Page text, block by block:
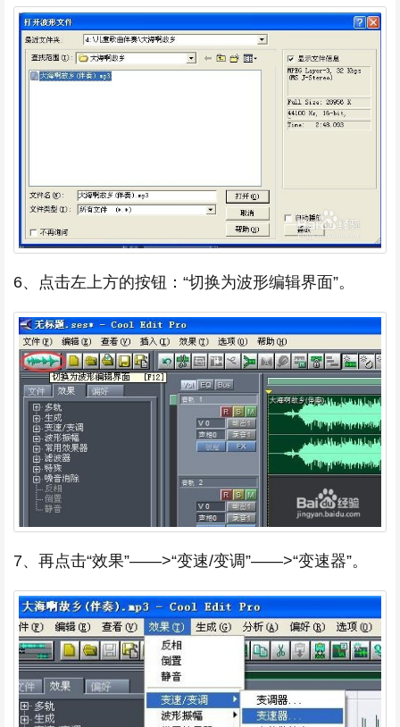
6、点击左上方的按钮：“切换为波形编辑界面”。
7、再点击“效果”——>“变速/变调”——>“变速器”。